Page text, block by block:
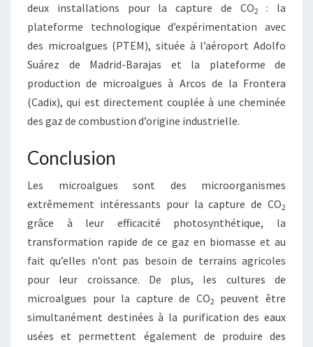
deux installations pour la capture de CO2
: la
plateforme technologique d’expérimentation avec
des microalgues (PTEM), située à l’aéroport Adolfo
Suárez de Madrid-Barajas et la plateforme de
production de microalgues à Arcos de la Frontera
(Cadix), qui est directement couplée à une cheminée
des gaz de combustion d’origine industrielle.
Conclusion
Les microalgues sont des microorganismes
extrêmement intéressants pour la capture de CO2
grâce à leur efficacité photosynthétique, la
transformation rapide de ce gaz en biomasse et au
fait qu’elles n’ont pas besoin de terrains agricoles
pour leur croissance. De plus, les cultures de
microalgues pour la capture de CO2
peuvent être
simultanément destinées à la purification des eaux
usées et permettent également de produire des